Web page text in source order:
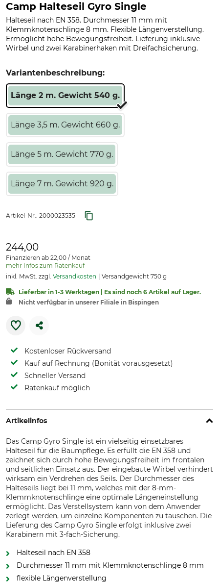
Camp Halteseil Gyro Single
Halteseil nach EN 358. Durchmesser 11 mm mit
Klemmknotenschlinge 8 mm. Flexible Längenverstellung.
Ermöglicht hohe Bewegungsfreiheit. Lieferung inklusive
Wirbel und zwei Karabinerhaken mit Dreifachsicherung.
Variantenbeschreibung:
Länge 2 m. Gewicht 540 g.
Länge 3,5 m. Gewicht 660 g.
Länge 5 m. Gewicht 770 g.
Länge 7 m. Gewicht 920 g.
Artikel-Nr.: 2000023535
244,00
Finanzieren ab 22,00 / Monat
mehr Infos zum Ratenkauf
inkl. MwSt. zzgl. Versandkosten Versandgewicht 750 g
Lieferbar in 1-3 Werktagen | Es sind noch 6 Artikel auf Lager.
Nicht verfügbar in unserer Filiale in Bispingen
Kostenloser Rückversand
Kauf auf Rechnung (Bonität vorausgesetzt)
Schneller Versand
Ratenkauf möglich
Artikelinfos
Das Camp Gyro Single ist ein vielseitig einsetzbares
Halteseil für die Baumpflege. Es erfüllt die EN 358 und
zeichnet sich durch hohe Bewegungsfreiheit im frontalen
und seitlichen Einsatz aus. Der eingebaute Wirbel verhindert
wirksam ein Verdrehen des Seils. Der Durchmesser des
Halteseils liegt bei 11 mm, welches mit der 8-mm-
Klemmknotenschlinge eine optimale Längeneinstellung
ermöglicht. Das Verstellsystem kann von dem Anwender
zerlegt werden, um einzelne Komponenten zu tauschen. Die
Lieferung des Camp Gyro Single erfolgt inklusive zwei
Karabinern mit 3-fach-Sicherung.
Halteseil nach EN 358
Durchmesser 11 mm mit Klemmknotenschlinge 8 mm
flexible Längenverstellung